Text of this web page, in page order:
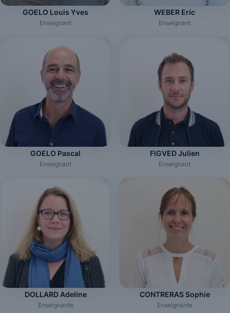
GOELO Louis Yves
Enseignant
WEBER Eric
Enseignant
GOELO Pascal
Enseignant
FIGVED Julien
Enseignant
DOLLARD Adeline
Enseignante
CONTRERAS Sophie
Enseignante